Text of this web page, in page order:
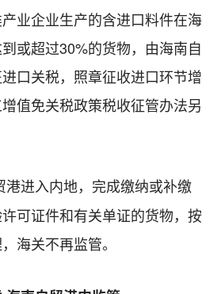
业企业生产的含进口料件在海
或超过30%的货物，由海南自
口关税，照章征收进口环节增
值免关税政策税收征管办法另
港进入内地，完成缴纳或补缴
可证件和有关单证的货物，按
海关不再监管。